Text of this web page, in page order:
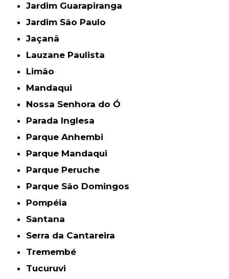
Jardim Guarapiranga
Jardim São Paulo
Jaçanã
Lauzane Paulista
Limão
Mandaqui
Nossa Senhora do Ó
Parada Inglesa
Parque Anhembi
Parque Mandaqui
Parque Peruche
Parque São Domingos
Pompéia
Santana
Serra da Cantareira
Tremembé
Tucuruvi